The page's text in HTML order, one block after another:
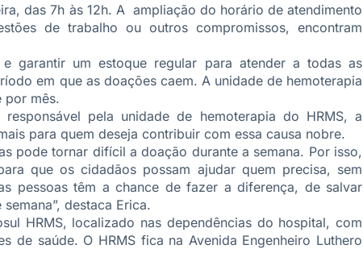
das 7h às 12h. A ampliação do horário de atendimento
de trabalho ou outros compromissos, encontram
garantir um estoque regular para atender a todas as
em que as doações caem. A unidade de hemoterapia
por mês.
pela unidade de hemoterapia do HRMS, a
para quem deseja contribuir com essa causa nobre.
pode tornar difícil a doação durante a semana. Por isso,
que os cidadãos possam ajudar quem precisa, sem
pessoas têm a chance de fazer a diferença, de salvar
destaca Erica.
HRMS, localizado nas dependências do hospital, com
de saúde. O HRMS fica na Avenida Engenheiro Luthero